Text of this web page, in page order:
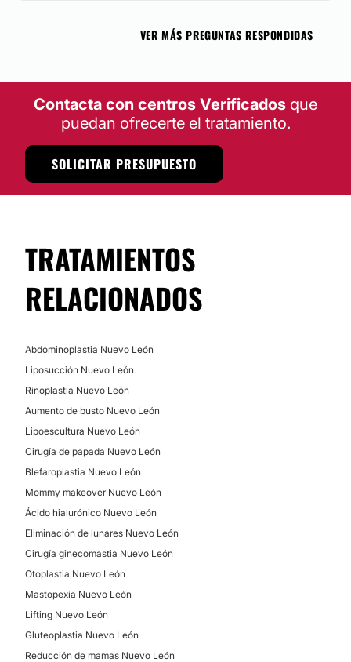
VER MÁS PREGUNTAS RESPONDIDAS
Contacta con centros Verificados que
puedan ofrecerte el tratamiento.
SOLICITAR PRESUPUESTO
TRATAMIENTOS
RELACIONADOS
Abdominoplastia Nuevo León
Liposucción Nuevo León
Rinoplastia Nuevo León
Aumento de busto Nuevo León
Lipoescultura Nuevo León
Cirugía de papada Nuevo León
Blefaroplastia Nuevo León
Mommy makeover Nuevo León
Ácido hialurónico Nuevo León
Eliminación de lunares Nuevo León
Cirugía ginecomastia Nuevo León
Otoplastia Nuevo León
Mastopexia Nuevo León
Lifting Nuevo León
Gluteoplastia Nuevo León
Reducción de mamas Nuevo León